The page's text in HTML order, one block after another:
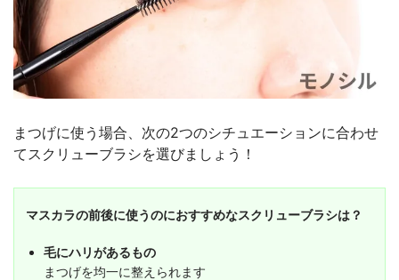
まつげに使う場合、次の2つのシチュエーションに合わせ
てスクリューブラシを選びましょう！
マスカラの前後に使うのにおすすめなスクリューブラシは？
毛にハリがあるもの
まつげを均一に整えられます